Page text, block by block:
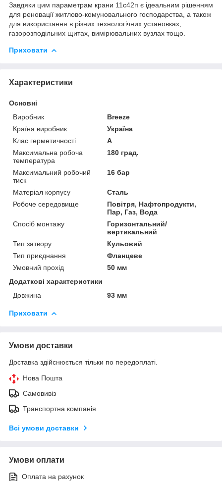
Завдяки цим параметрам крани 11с42п є ідеальним рішенням
для реновації житлово-комуновального господарства, а також
для використання в різних технологічних установках,
газорозподільних щитах, вимірювальних вузлах тощо.
Приховати
Характеристики
Основні
Виробник
Breeze
Країна виробник
Україна
Клас герметичності
А
Максимальна робоча
температура
180 град.
Максимальний робочий
тиск
16 бар
Матеріал корпусу
Сталь
Робоче середовище
Повітря, Нафтопродукти,
Пар, Газ, Вода
Спосіб монтажу
Горизонтальний/
вертикальний
Тип затвору
Кульовий
Тип приєднання
Фланцеве
Умовний прохід
50 мм
Додаткові характеристики
Довжина
93 мм
Приховати
Умови доставки
Доставка здійснюється тільки по передоплаті.
Нова Пошта
Самовивіз
Транспортна компанія
Всі умови доставки
Умови оплати
Оплата на рахунок